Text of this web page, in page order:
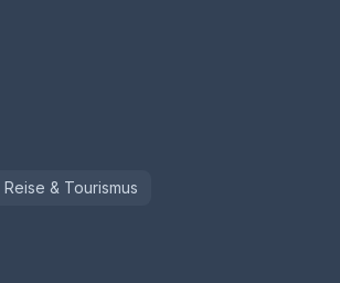
Reise & Tourismus